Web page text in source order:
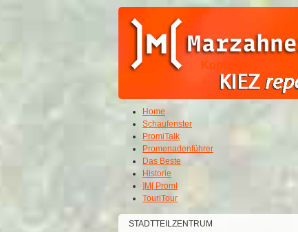
Kopfzeile
Home
Schaufenster
PromiTalk
Promenadenführer
Das Beste
Historie
]M[ PromI
TouriTour
STADTTEILZENTRUM